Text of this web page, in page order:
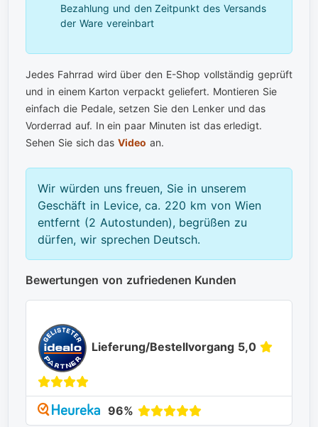
Bezahlung und den Zeitpunkt des Versands
der Ware vereinbart
Jedes Fahrrad wird über den E-Shop vollständig geprüft
und in einem Karton verpackt geliefert. Montieren Sie
einfach die Pedale, setzen Sie den Lenker und das
Vorderrad auf. In ein paar Minuten ist das erledigt.
Sehen Sie sich dasVideo an.
Wir würden uns freuen, Sie in unserem
Geschäft in Levice, ca. 220 km von Wien
entfernt (2 Autostunden), begrüßen zu
dürfen, wir sprechen Deutsch.
Bewertungen von zufriedenen Kunden
Lieferung/Bestellvorgang 5,0
96%